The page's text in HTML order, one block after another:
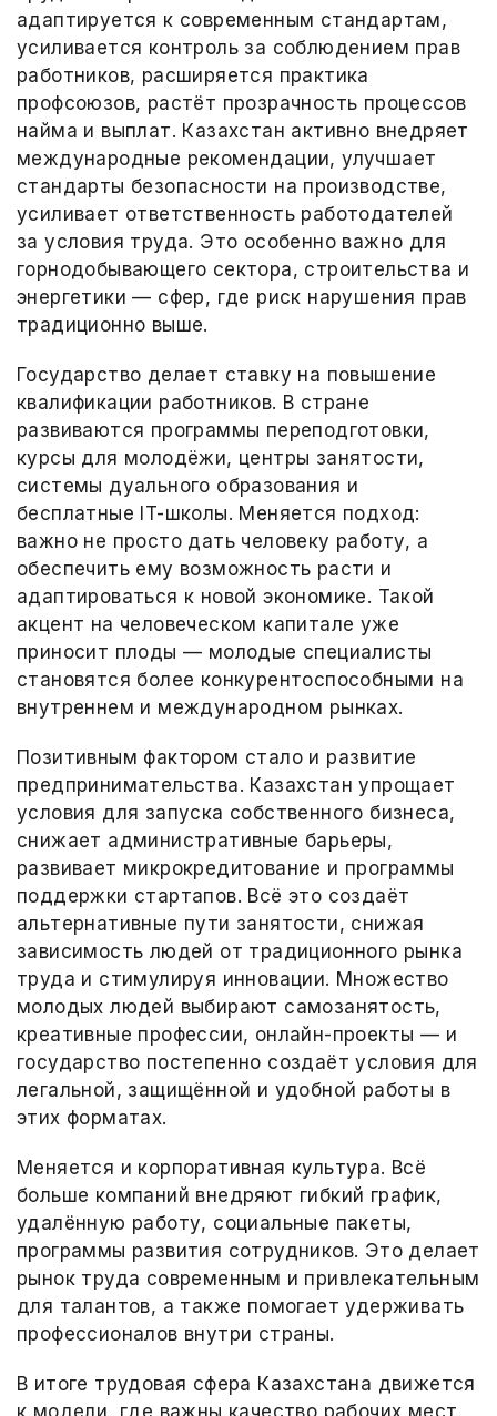
адаптируется к современным стандартам,
усиливается контроль за соблюдением прав
работников, расширяется практика
профсоюзов, растёт прозрачность процессов
найма и выплат. Казахстан активно внедряет
международные рекомендации, улучшает
стандарты безопасности на производстве,
усиливает ответственность работодателей
за условия труда. Это особенно важно для
горнодобывающего сектора, строительства и
энергетики — сфер, где риск нарушения прав
традиционно выше.
Государство делает ставку на повышение
квалификации работников. В стране
развиваются программы переподготовки,
курсы для молодёжи, центры занятости,
системы дуального образования и
бесплатные IT-школы. Меняется подход:
важно не просто дать человеку работу, а
обеспечить ему возможность расти и
адаптироваться к новой экономике. Такой
акцент на человеческом капитале уже
приносит плоды — молодые специалисты
становятся более конкурентоспособными на
внутреннем и международном рынках.
Позитивным фактором стало и развитие
предпринимательства. Казахстан упрощает
условия для запуска собственного бизнеса,
снижает административные барьеры,
развивает микрокредитование и программы
поддержки стартапов. Всё это создаёт
альтернативные пути занятости, снижая
зависимость людей от традиционного рынка
труда и стимулируя инновации. Множество
молодых людей выбирают самозанятость,
креативные профессии, онлайн-проекты — и
государство постепенно создаёт условия для
легальной, защищённой и удобной работы в
этих форматах.
Меняется и корпоративная культура. Всё
больше компаний внедряют гибкий график,
удалённую работу, социальные пакеты,
программы развития сотрудников. Это делает
рынок труда современным и привлекательным
для талантов, а также помогает удерживать
профессионалов внутри страны.
В итоге трудовая сфера Казахстана движется